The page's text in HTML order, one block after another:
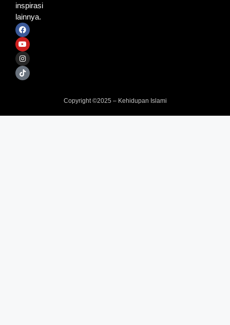
inspirasi
lainnya.
Copyright ©2025 – Kehidupan Islami